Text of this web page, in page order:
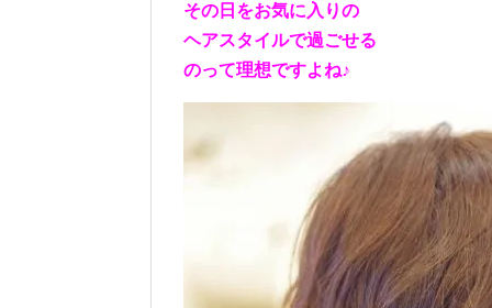
その日をお気に入りの
ヘアスタイルで過ごせる
のって理想ですよね♪